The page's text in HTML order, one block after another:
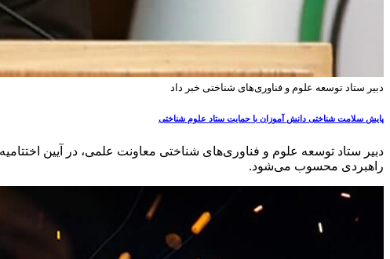
دبیر ستاد توسعه علوم و فناوری‌های شناختی خبر داد
پایش سلامت شناختی دانش آموزان با حمایت ستاد علوم شناختی
دبیر ستاد توسعه علوم و فناوری‌های شناختی معاونت علمی، در آیین
راهبردی محسوب می‌شود.